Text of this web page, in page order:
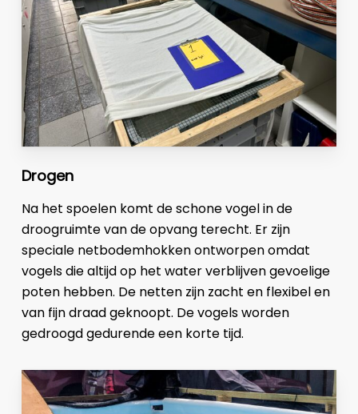
Drogen
Na het spoelen komt de schone vogel in de
droogruimte van de opvang terecht. Er zijn
speciale netbodemhokken ontworpen omdat
vogels die altijd op het water verblijven gevoelige
poten hebben. De netten zijn zacht en flexibel en
van fijn draad geknoopt. De vogels worden
gedroogd gedurende een korte tijd.